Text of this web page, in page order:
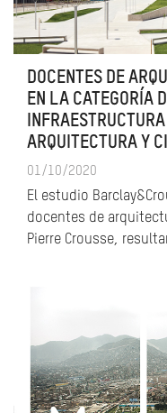
DOCENTES DE
EN LA CATEGORÍA
ARQUITECTURA Y
01/10/2020
El estudio
docentes de
Pierre Crousse,